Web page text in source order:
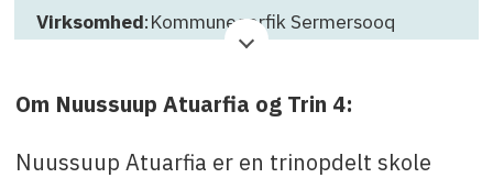
Virksomhed:Kommuneqarfik Sermersooq
Kontakt:Skoleinspektør Kîstârak Danielsen, tlf.
Om Nuussuup Atuarfia og Trin 4:
Nuussuup Atuarfia er en trinopdelt skole